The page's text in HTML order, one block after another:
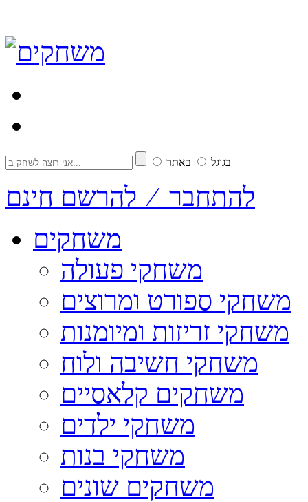
בגוגל באתר
להתחבר ⁄ להרשם חינם
משחקים
משחקי פעולה
משחקי ספורט ומרוצים
משחקי זריזות ומיומנות
משחקי חשיבה ולוח
משחקים קלאסיים
משחקי ילדים
משחקי בנות
משחקים שונים